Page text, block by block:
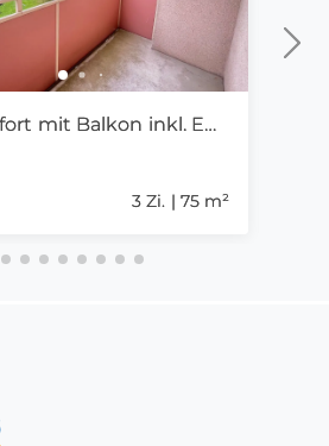
Wohnkomfort mit Balkon inkl. EBK |3 Zimmer in Zwickau
3 Zi. | 75 m²